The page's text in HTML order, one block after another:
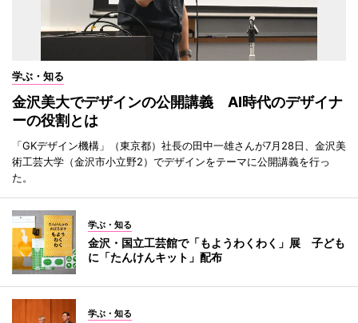
学ぶ・知る
金沢美大でデザインの公開講義 AI時代のデザイナ
ーの役割とは
「GKデザイン機構」（東京都）社長の田中一雄さんが7月28日、金沢美
術工芸大学（金沢市小立野2）でデザインをテーマに公開講義を行っ
た。
学ぶ・知る
金沢・国立工芸館で「もようわくわく」展 子ども
に「たんけんキット」配布
学ぶ・知る